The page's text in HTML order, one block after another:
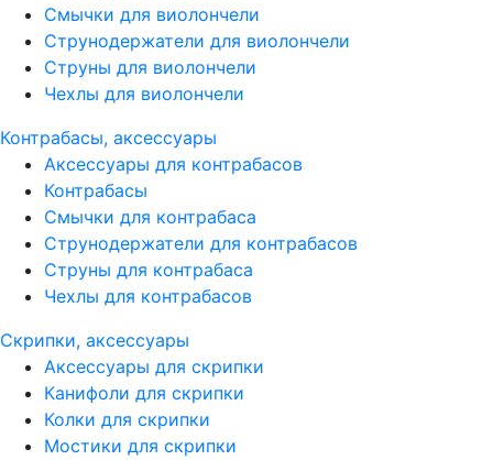
Смычки для виолончели
Струнодержатели для виолончели
Струны для виолончели
Чехлы для виолончели
Контрабасы, аксессуары
Аксессуары для контрабасов
Контрабасы
Смычки для контрабаса
Струнодержатели для контрабасов
Струны для контрабаса
Чехлы для контрабасов
Скрипки, аксессуары
Аксессуары для скрипки
Канифоли для скрипки
Колки для скрипки
Мостики для скрипки